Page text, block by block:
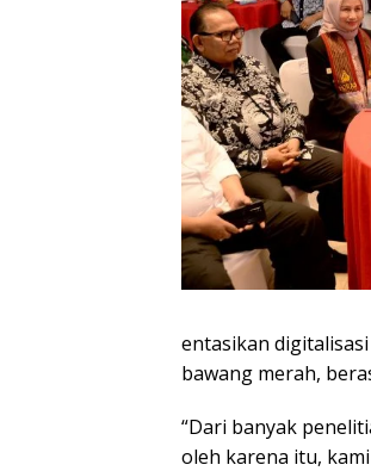
entasikan
bawang merah,
“Dari banyak
oleh karena itu,